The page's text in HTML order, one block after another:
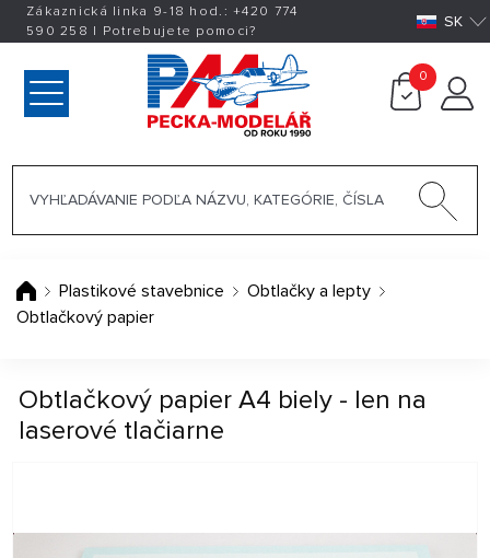
Zákaznická linka 9-18 hod.:+420 774
590 258 | Potrebujete pomoci? SK
0
Plastikové stavebnice
Obtlačky a lepty
Obtlačkový papier
Obtlačkový papier A4 biely - len na
laserové tlačiarne